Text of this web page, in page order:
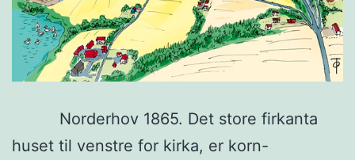
Norderhov 1865. Det store firkanta
huset til venstre for kirka, er korn-